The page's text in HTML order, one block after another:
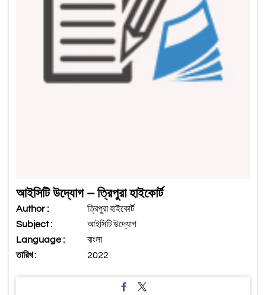
আইসিটি উদ্যোগ – ত্রিপুরা হাইকোর্ট
Author :
ত্রিপুরা হাইকোর্ট
Subject :
আইসিটি উদ্যোগ
Language :
বাংলা
তারিখ :
2022